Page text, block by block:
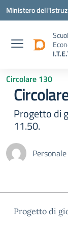
Vai ai contenuti
Vai al menu di
Vai al footer
Ministero
Circolare 130
Progetto di
11.50.
Progetto di